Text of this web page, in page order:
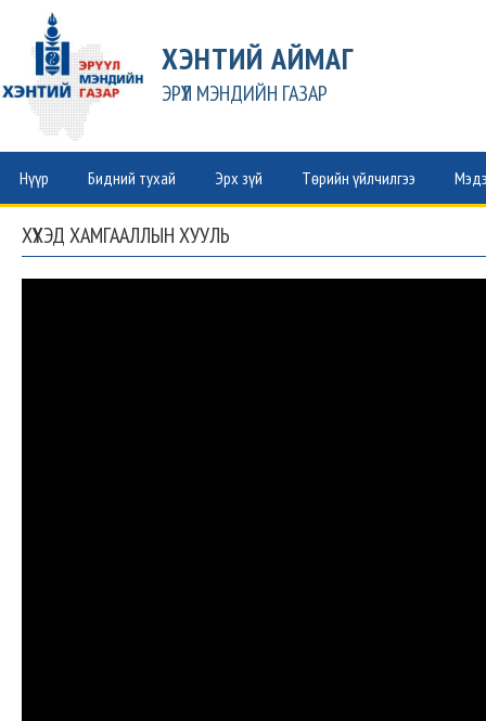
ХЭНТИЙ АЙМАГ
ЭРҮҮЛ МЭНДИЙН ГАЗАР
Нүүр Бидний тухай Эрх зүй Төрийн үйлчилгээ
ХҮҮХЭД ХАМГААЛЛЫН ХУУЛЬ